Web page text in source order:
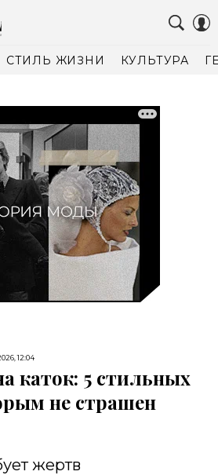
СТИЛЬ ЖИЗНИ КУЛЬТУРА
12:04
каток: 5 стильных
не страшен
жертв